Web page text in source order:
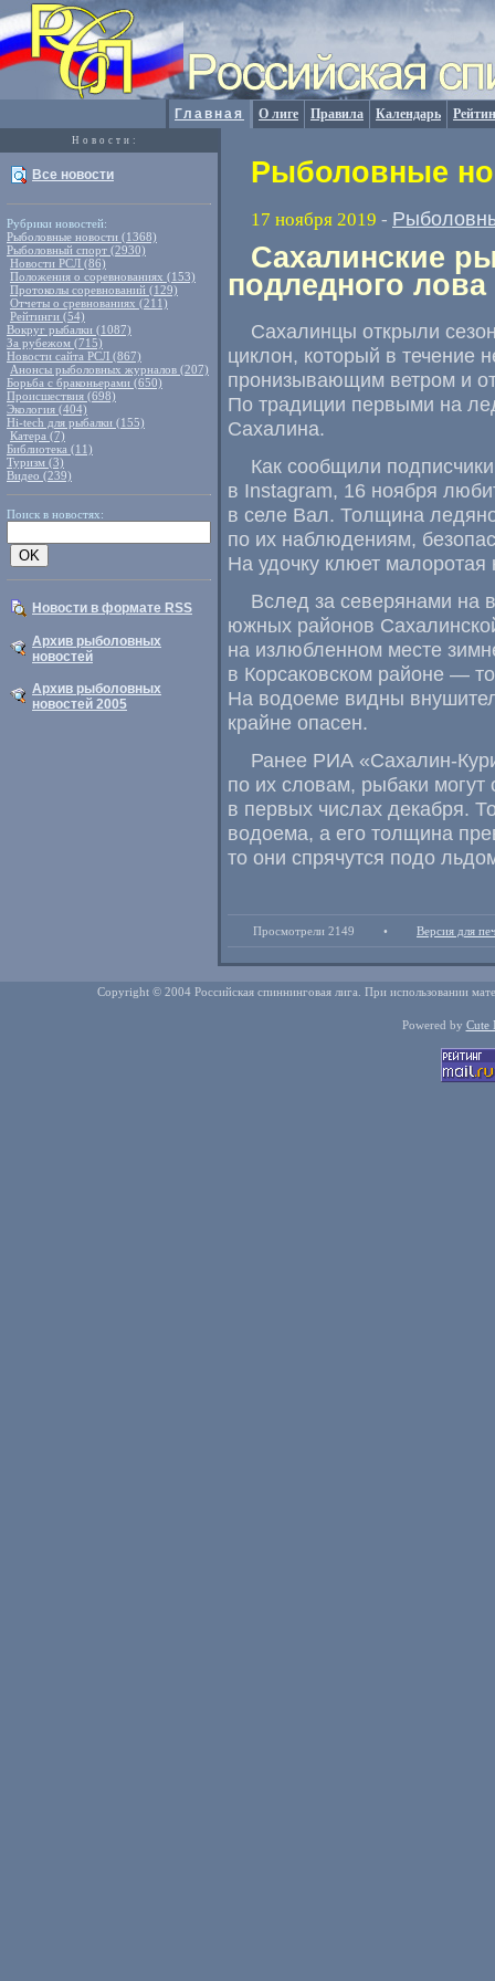
Главная О лиге Правила Календарь
Новости:
Все новости
Рубрики новостей:
Рыболовные новости (1368)
Рыболовный спорт (2930)
Новости РСЛ (86)
Положения о соревнованиях (153)
Протоколы соревнований (129)
Отчеты о сревнованиях (211)
Рейтинги (54)
Вокруг рыбалки (1087)
За рубежом (715)
Новости сайта РСЛ (867)
Анонсы рыболовных журналов (207)
Борьба с браконьерами (650)
Происшествия (698)
Экология (404)
Hi-tech для рыбалки (155)
Катера (7)
Библиотека (11)
Туризм (3)
Видео (239)
Поиск в новостях:
Новости в формате RSS
Архив рыболовных
новостей
Архив рыболовных
новостей 2005
Рыболовные
17 ноября 2019 -
Сахалинские
подледного лова
Сахалинцы открыли
циклон, который в течение
пронизывающим ветром и
По традиции первыми на
Сахалина.
Как сообщили
в Instagram, 16 ноября
в селе Вал. Толщина
по их наблюдениям,
На удочку клюет
Вслед за северянами на
южных районов
на излюбленном месте
в Корсаковском районе —
На водоеме видны
крайне опасен.
Ранее РИА «Сахалин-
по их словам, рыбаки могут
в первых числах декабря.
водоема, а его толщина
то они спрячутся подо
Просмотрели 2149 • Версия для
Copyright © 2004 Российская спиннинговая лига. При использовании
Powered by Cute